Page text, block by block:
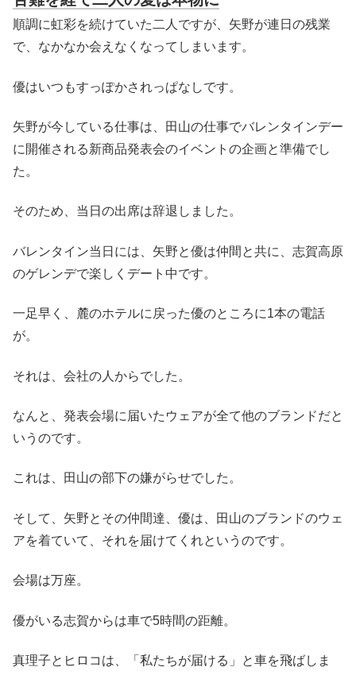
順調に虹彩を続けていた二人ですが、矢野が連日の残業
で、なかなか会えなくなってしまいます。
優はいつもすっぽかされっぱなしです。
矢野が今している仕事は、田山の仕事でバレンタインデー
に開催される新商品発表会のイベントの企画と準備でし
た。
そのため、当日の出席は辞退しました。
バレンタイン当日には、矢野と優は仲間と共に、志賀高原
のゲレンデで楽しくデート中です。
一足早く、麓のホテルに戻った優のところに1本の電話
が。
それは、会社の人からでした。
なんと、発表会場に届いたウェアが全て他のブランドだと
いうのです。
これは、田山の部下の嫌がらせでした。
そして、矢野とその仲間達、優は、田山のブランドのウェ
アを着ていて、それを届けてくれというのです。
会場は万座。
優がいる志賀からは車で5時間の距離。
真理子とヒロコは、「私たちが届ける」と車を飛ばしま